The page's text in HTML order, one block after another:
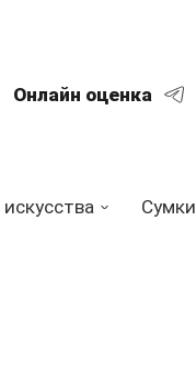
Онлайн оценка
Сумки